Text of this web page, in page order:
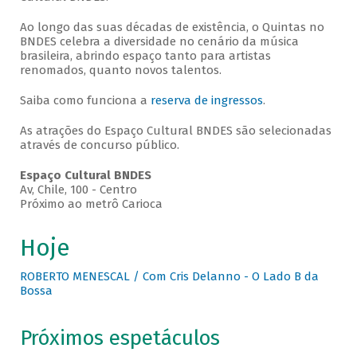
Ao longo das suas décadas de existência, o Quintas no
BNDES celebra a diversidade no cenário da música
brasileira, abrindo espaço tanto para artistas
renomados, quanto novos talentos.
Saiba como funciona a reserva de ingressos.
As atrações do Espaço Cultural BNDES são selecionadas
através de concurso público.
Espaço Cultural BNDES
Av, Chile, 100 - Centro
Próximo ao metrô Carioca
Hoje
ROBERTO MENESCAL / Com Cris Delanno - O Lado B da
Bossa
Próximos espetáculos